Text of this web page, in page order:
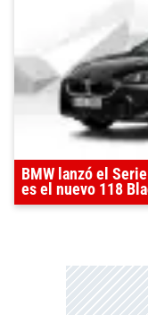
BMW lanzó el
es el nuevo 118